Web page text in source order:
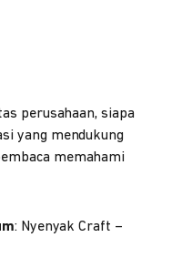
perusahaan, siapa
yang mendukung
memahami
: Nyenyak Craft –